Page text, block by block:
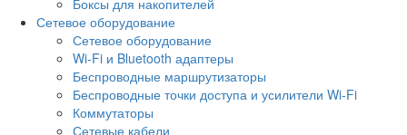
Сетевое оборудование
Сетевое оборудование
Wi-Fi и Bluetooth адаптеры
Беспроводные маршрутизаторы
Беспроводные точки доступа и усилители Wi-Fi
Коммутаторы
Сетевые кабели